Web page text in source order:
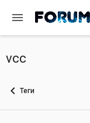
vcc
Теги